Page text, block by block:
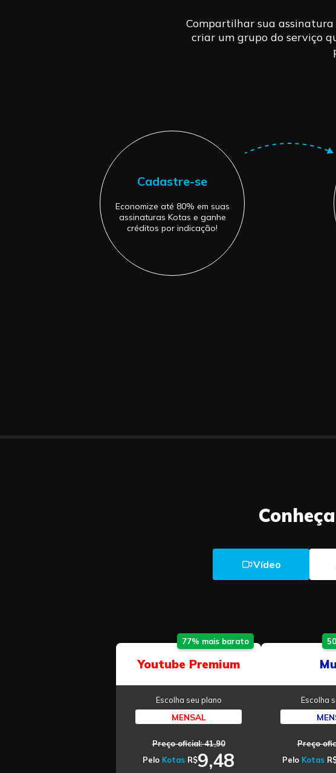
Compartilhar sua assinatura
criar um grupo do serviço
Cadastre-se
Economize até 80% em suas
assinaturas Kotas e ganhe
créditos por indicação!
Vídeo
77% mais barato
Youtube Premium
Escolha seu plano
MENSAL
Preço oficial: 41,90
Pelo Kotas R$9,48
Escolha
Preço
Pelo Kotas